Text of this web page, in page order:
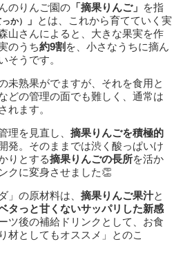
のりんご園の 「摘果りんご」 を指
か） 」 とは、これから育てていく実
山さんによると、大きな果実を作
のうち約9割 を、小さなうちに摘ん
そうです。
未熟果がでますが、それを食用と
どの管理の面でも難しく、通常は
れます。
理を見直し、 摘果りんごを積極的
発。そのままでは渋く酸っぱいけ
りとする摘果りんごの長所を活か
クに変身させました👏
」の原材料は、 摘果りんご果汁と
ベタっと甘くないサッパリした新感
ツ後の補給ドリンクとして、お食
材としてもオススメ」とのこ